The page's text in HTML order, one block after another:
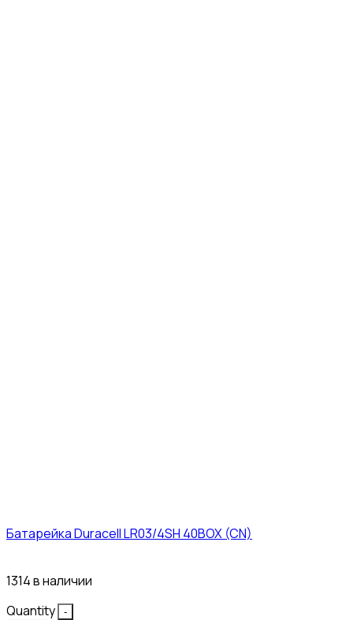
Батарейка Duracell LR03/4SH 40BOX (CN)
1314 в наличии
Quantity
-